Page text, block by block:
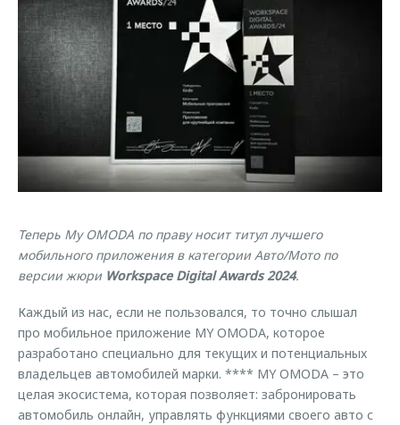
Страхование
Кредитный калькулятор
Аксессуары
Одежда и сувениры
Оригинальные аксессуары
Запчасти
Калькулятор трейд-ин
Клиентская поддержка
O&J Автоклуб
Клуб владельцев OMODA
Приложение O&J
Одежда и сувениры
Запчасти
Обратная связь
Теперь My OMODA по праву носит титул лучшего
мобильного приложения в категории Авто/Мото по
версии жюри Workspace Digital Awards 2024.
Каждый из нас, если не пользовался, то точно слышал
про мобильное приложение MY OMODA, которое
разработано специально для текущих и потенциальных
владельцев автомобилей марки. **** MY OMODA – это
целая экосистема, которая позволяет: забронировать
автомобиль онлайн, управлять функциями своего авто с